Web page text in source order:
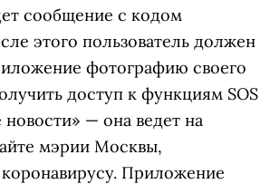
сообщение с кодом
этого пользователь должен
фотографию своего
доступ к функциям SOS
— она ведет на
мэрии Москвы,
Приложение